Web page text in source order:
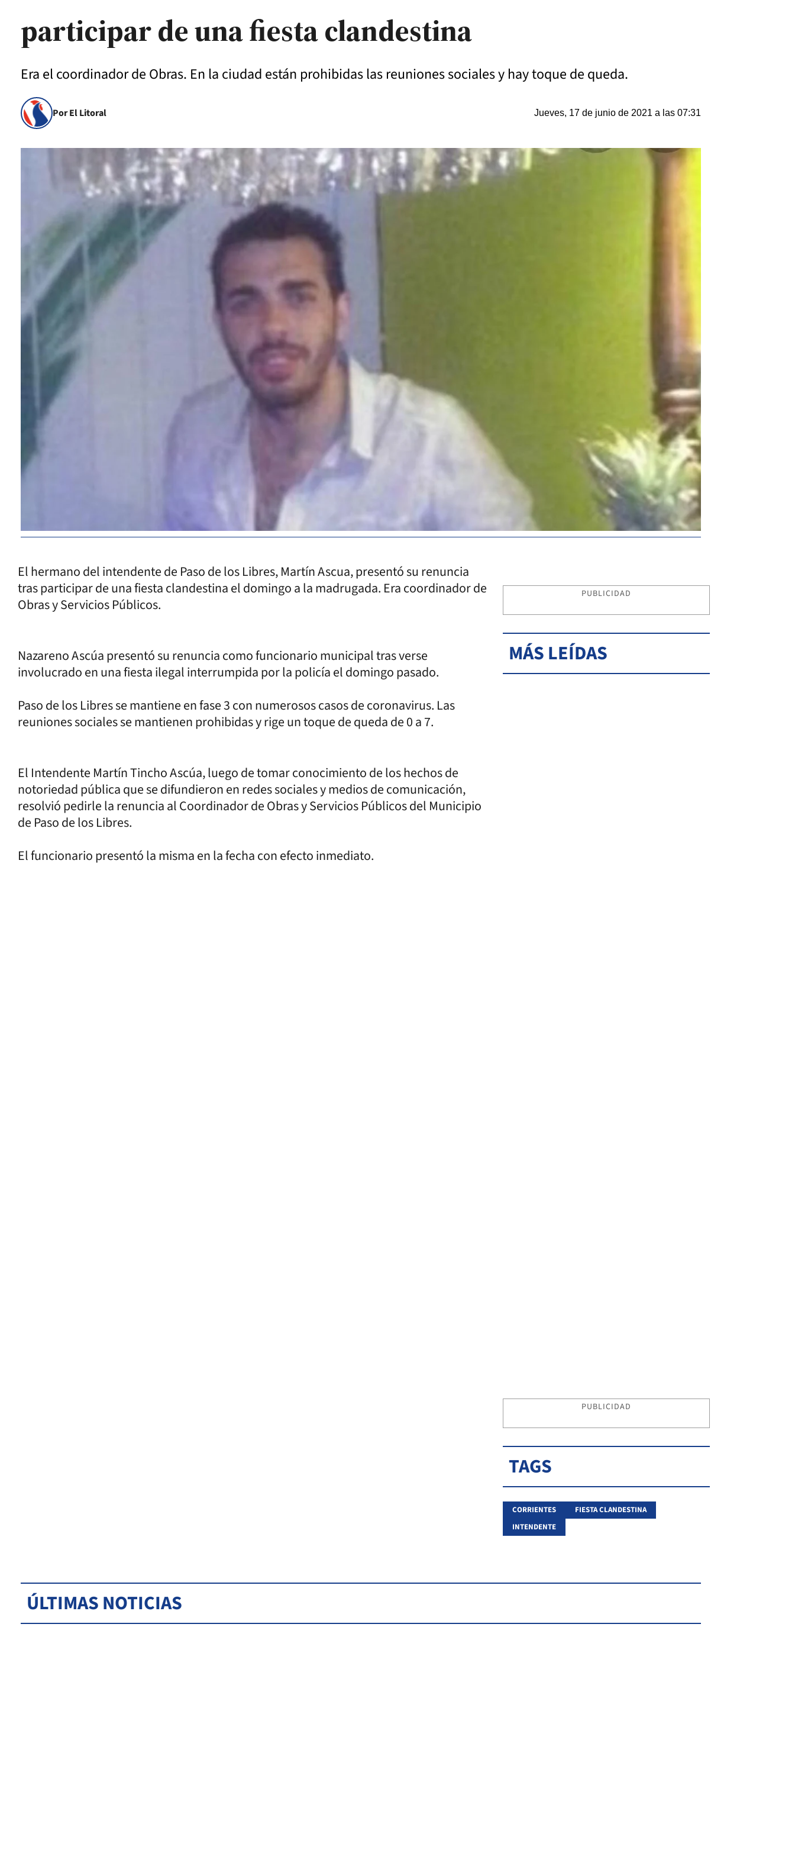
participar de una fiesta clandestina
Era el coordinador de Obras. En la ciudad están prohibidas las reuniones sociales y hay toque de queda.
Por El Litoral Jueves, 17 de junio de 2021 a las 07:31
El hermano del intendente de Paso de los Libres, Martín Ascua, presentó su renuncia
tras participar de una fiesta clandestina el domingo a la madrugada. Era coordinador de
Obras y Servicios Públicos.
Nazareno Ascúa presentó su renuncia como funcionario municipal tras verse
involucrado en una fiesta ilegal interrumpida por la policía el domingo pasado.
Paso de los Libres se mantiene en fase 3 con numerosos casos de coronavirus. Las
reuniones sociales se mantienen prohibidas y rige un toque de queda de 0 a 7.
El Intendente Martín Tincho Ascúa, luego de tomar conocimiento de los hechos de
notoriedad pública que se difundieron en redes sociales y medios de comunicación,
resolvió pedirle la renuncia al Coordinador de Obras y Servicios Públicos del Municipio
de Paso de los Libres.
El funcionario presentó la misma en la fecha con efecto inmediato.
PUBLICIDAD
MÁS LEÍDAS
PUBLICIDAD
TAGS
CORRIENTES
FIESTA CLANDESTINA
INTENDENTE
ÚLTIMAS NOTICIAS